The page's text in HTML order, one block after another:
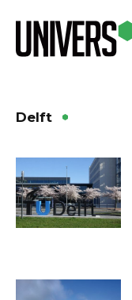
Delft